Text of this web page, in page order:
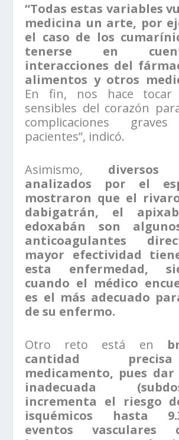
“Todas estas variables
medicina un arte, por
el caso de los
tenerse en
interacciones del
alimentos y otros
En fin, nos hace tocar
sensibles del corazón
complicaciones
pacientes”, indicó.
Asimismo, diversos
analizados por el
mostraron que el
dabigatrán, el
edoxabán son
anticoagulantes
mayor efectividad
esta enfermedad,
cuando el médico
es el más adecuado
de su enfermo.
Otro reto está en
cantidad
medicamento, pues dar
inadecuada
incrementa el riesgo
isquémicos hasta
eventos vasculares